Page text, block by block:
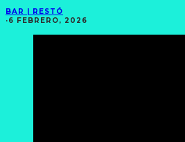
BAR | RESTÓ
·6 FEBRERO, 2026